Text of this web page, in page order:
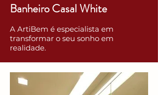
Banheiro Casal White
A ArtiBem é especialista em
transformar o seu sonho em
realidade.